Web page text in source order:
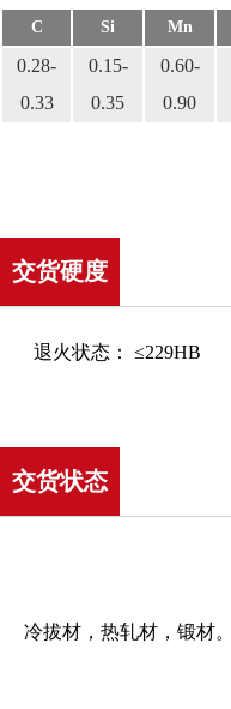
C Si Mn
0.28-
0.33
0.15-
0.35
0.60-
0.90
交货硬度
退火状态： ≤229HB
交货状态
冷拔材，热轧材，锻材。